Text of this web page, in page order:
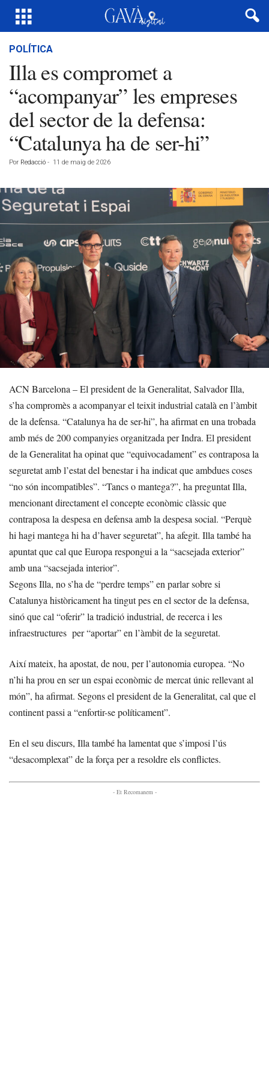
POLÍTICA
Illa es compromet a
“acompanyar” les empreses
del sector de la defensa:
“Catalunya ha de ser-hi”
Por Redacció - 11 de maig de 2026
ACN Barcelona – El president de la Generalitat, Salvador Illa,
s’ha compromès a acompanyar el teixit industrial català en l’àmbit
de la defensa. “Catalunya ha de ser-hi”, ha afirmat en una trobada
amb més de 200 companyies organitzada per Indra. El president
de la Generalitat ha opinat que “equivocadament” es contraposa la
seguretat amb l’estat del benestar i ha indicat que ambdues coses
“no són incompatibles”. “Tancs o mantega?”, ha preguntat Illa,
mencionant directament el concepte econòmic clàssic que
contraposa la despesa en defensa amb la despesa social. “Perquè
hi hagi mantega hi ha d’haver seguretat”, ha afegit. Illa també ha
apuntat que cal que Europa respongui a la “sacsejada exterior”
amb una “sacsejada interior”.
Segons Illa, no s’ha de “perdre temps” en parlar sobre si
Catalunya històricament ha tingut pes en el sector de la defensa,
sinó que cal “oferir” la tradició industrial, de recerca i les
infraestructures per “aportar” en l’àmbit de la seguretat.
Així mateix, ha apostat, de nou, per l’autonomia europea. “No
n’hi ha prou en ser un espai econòmic de mercat únic rellevant al
món”, ha afirmat. Segons el president de la Generalitat, cal que el
continent passi a “enfortir-se políticament”.
En el seu discurs, Illa també ha lamentat que s’imposi l’ús
“desacomplexat” de la força per a resoldre els conflictes.
- Et Recomanem -